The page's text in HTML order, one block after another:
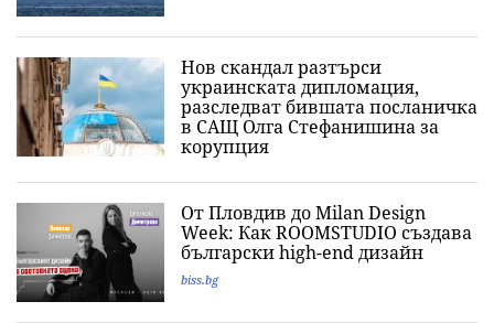
Нов скандал разтърси
украинската дипломация,
разследват бившата посланичка
в САЩ Олга Стефанишина за
корупция
От Пловдив до Milan Design
Week: Как ROOMSTUDIO създава
български high-end дизайн
biss.bg